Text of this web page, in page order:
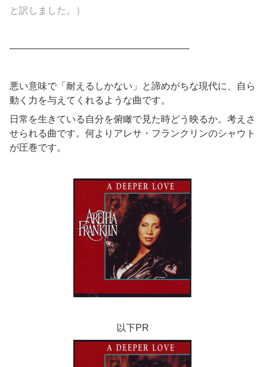
と訳しました。）
———————————————————
悪い意味で「耐えるしかない」と諦めがちな現代に、自ら
動く力を与えてくれるような曲です。
日常を生きている自分を俯瞰で見た時どう映るか。考えさ
せられる曲です。何よりアレサ・フランクリンのシャウト
が圧巻です。
以下PR